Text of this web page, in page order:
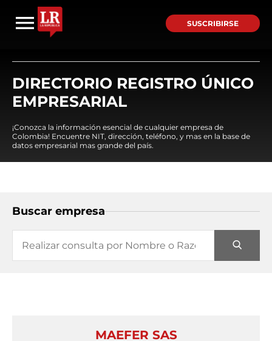
SUSCRIBIRSE
DIRECTORIO REGISTRO ÚNICO
EMPRESARIAL
¡Conozca la información esencial de cualquier empresa de
Colombia! Encuentre NIT, dirección, teléfono, y mas en la base de
datos empresarial mas grande del país.
Buscar empresa
MAEFER SAS